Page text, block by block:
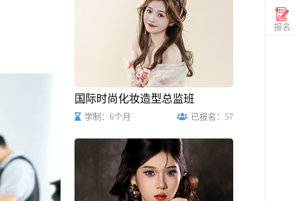
查看
课程
SIGN
报名
国际时尚化妆造型总监班
学制：6个月 已报名：57